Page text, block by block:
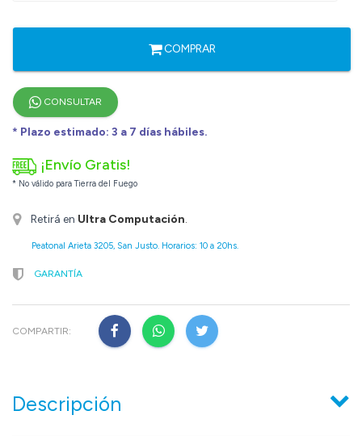
COMPRAR
CONSULTAR
* Plazo estimado: 3 a 7 días hábiles.
¡Envío Gratis!
* No válido para Tierra del Fuego
Retirá en Ultra Computación.
Peatonal Arieta 3205, San Justo. Horarios: 10 a 20hs.
GARANTÍA
COMPARTIR:
Descripción